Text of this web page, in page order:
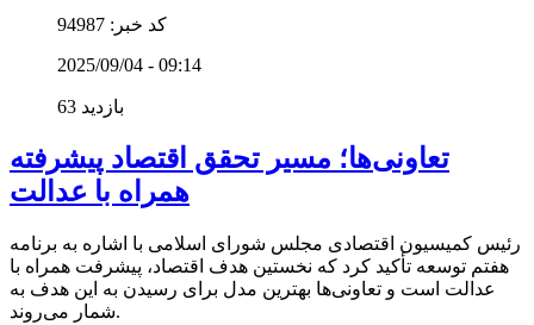
کد خبر: 94987
2025/09/04 - 09:14
63 بازدید
تعاونی‌ها؛ مسیر تحقق اقتصاد پیشرفته
همراه با عدالت
رئیس کمیسیون اقتصادی مجلس شورای اسلامی با اشاره به برنامه
هفتم توسعه تأکید کرد که نخستین هدف اقتصاد، پیشرفت همراه با
عدالت است و تعاونی‌ها بهترین مدل برای رسیدن به این هدف به
شمار می‌روند.